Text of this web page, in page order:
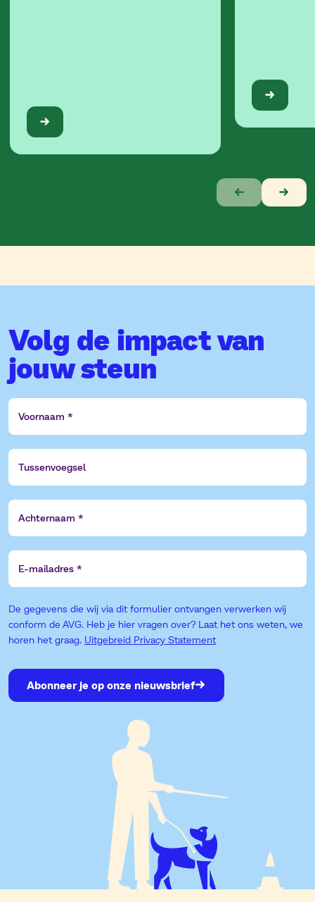
Volg de impact van
jouw steun
Voornaam
Tussenvoegsel
Achternaam
E-
mailadres
De gegevens die wij via dit formulier ontvangen verwerken wij
conform de AVG. Heb je hier vragen over? Laat het ons weten, we
horen het graag. Uitgebreid Privacy Statement
Abonneer je op onze nieuwsbrief